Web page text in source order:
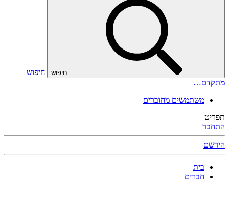
חיפוש
חיפוש
מתקדם…
משתמשים מחוברים
תפריט
התחבר
הירשם
בית
חברים